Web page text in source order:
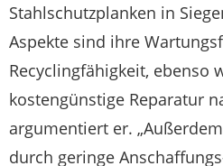
Stahlschutzplanken in
Aspekte sind ihre
Recyclingfähigkeit, ebenso
kostengünstige Reparatur
argumentiert er.
durch geringe